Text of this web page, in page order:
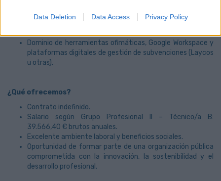
Data Deletion Data Access Privacy Policy
Planificación y orientación a resultados.
Comunicación efectiva y trabajo colaborativo.
Dominio de herramientas ofimáticas, Google Workspace y
plataformas digitales de gestión de subvenciones (Laycos
u otras).
¿Qué ofrecemos?
Contrato indefinido.
Salario según Grupo Profesional II – Técnico/a B:
39.566,40 € brutos anuales.
Excelente ambiente laboral y beneficios sociales.
Oportunidad de formar parte de una organización pública
comprometida con la innovación, la sostenibilidad y el
desarrollo profesional.